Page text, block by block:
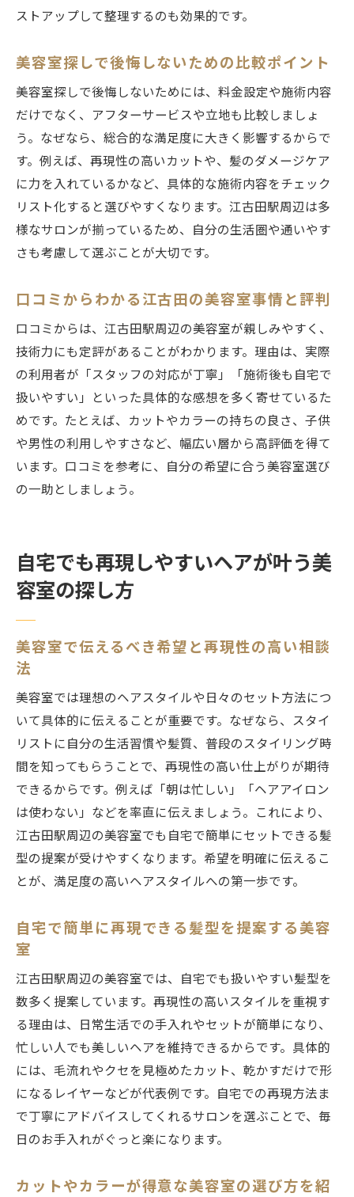
美容室の口コミを活用した失敗しない選び
信頼できる口コミを見分けるポイントを解
説
口コミ評価が高い美容室の共通点とは
リアルな体験談から学ぶ美容室の選び方
江古田で話題の美容室口コミを徹底分析
口コミ活用で自分に合う美容室を見つける
方法
へ
理想のヘアスタイルを叶える美容室の選び
方
江古田で支持される美容室の特徴を紹介
自宅再現が簡単な髪型を提案する美容室
江古田駅周辺でおすすめの美容室最新情報
ストアップして整理するのも効果的です。
美容室探しで後悔しないための比較ポイント
美容室探しで後悔しないためには、料金設定や施術内容
だけでなく、アフターサービスや立地も比較しましょ
う。なぜなら、総合的な満足度に大きく影響するからで
す。例えば、再現性の高いカットや、髪のダメージケア
に力を入れているかなど、具体的な施術内容をチェック
リスト化すると選びやすくなります。江古田駅周辺は多
様なサロンが揃っているため、自分の生活圏や通いやす
さも考慮して選ぶことが大切です。
口コミからわかる江古田の美容室事情と評判
口コミからは、江古田駅周辺の美容室が親しみやすく、
技術力にも定評があることがわかります。理由は、実際
の利用者が「スタッフの対応が丁寧」「施術後も自宅で
扱いやすい」といった具体的な感想を多く寄せているた
めです。たとえば、カットやカラーの持ちの良さ、子供
や男性の利用しやすさなど、幅広い層から高評価を得て
います。口コミを参考に、自分の希望に合う美容室選び
の一助としましょう。
自宅でも再現しやすいヘアが叶う美
容室の探し方
美容室で伝えるべき希望と再現性の高い相談
法
美容室では理想のヘアスタイルや日々のセット方法につ
いて具体的に伝えることが重要です。なぜなら、スタイ
リストに自分の生活習慣や髪質、普段のスタイリング時
間を知ってもらうことで、再現性の高い仕上がりが期待
できるからです。例えば「朝は忙しい」「ヘアアイロン
は使わない」などを率直に伝えましょう。これにより、
江古田駅周辺の美容室でも自宅で簡単にセットできる髪
型の提案が受けやすくなります。希望を明確に伝えるこ
とが、満足度の高いヘアスタイルへの第一歩です。
自宅で簡単に再現できる髪型を提案する美容
室
江古田駅周辺の美容室では、自宅でも扱いやすい髪型を
数多く提案しています。再現性の高いスタイルを重視す
る理由は、日常生活での手入れやセットが簡単になり、
忙しい人でも美しいヘアを維持できるからです。具体的
には、毛流れやクセを見極めたカット、乾かすだけで形
になるレイヤーなどが代表例です。自宅での再現方法ま
で丁寧にアドバイスしてくれるサロンを選ぶことで、毎
日のお手入れがぐっと楽になります。
カットやカラーが得意な美容室の選び方を紹